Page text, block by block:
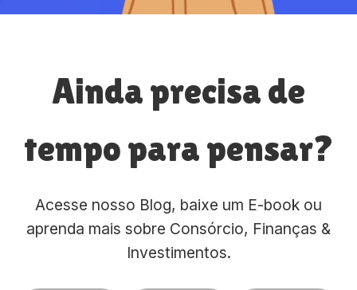
Ainda precisa de
tempo para pensar?
Acesse nosso Blog, baixe um E-book ou
aprenda mais sobre Consórcio, Finanças &
Investimentos.